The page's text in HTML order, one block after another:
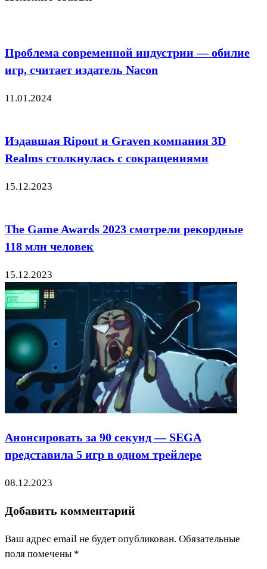
Проблема современной индустрии — обилие
игр, считает издатель Nacon
11.01.2024
Издавшая Ripout и Graven компания 3D
Realms столкнулась с сокращениями
15.12.2023
The Game Awards 2023 смотрели рекордные
118 млн человек
15.12.2023
Анонсировать за 90 секунд — SEGA
представила 5 игр в одном трейлере
08.12.2023
Добавить комментарий
Ваш адрес email не будет опубликован. Обязательные
поля помечены *